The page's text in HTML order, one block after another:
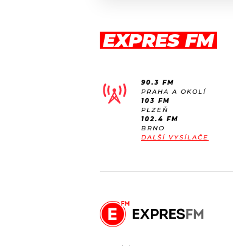
EXPRES FM
90.3 FM
PRAHA A OKOLÍ
103 FM
PLZEŇ
102.4 FM
BRNO
DALŠÍ VYSÍLAČE